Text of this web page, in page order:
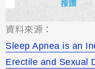
資料來源：
Sleep Apnea is an
Erectile and Sexual